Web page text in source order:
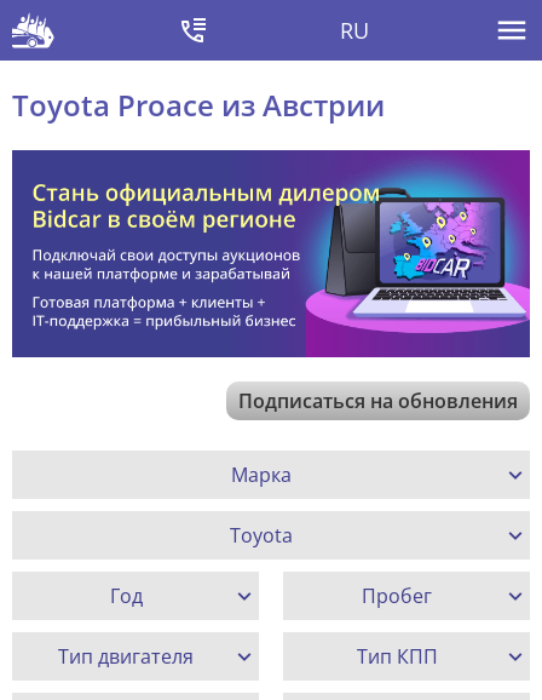
RU
Toyota Proace из Австрии
Подписаться на обновления
Марка
Toyota
Год Пробег
Тип двигателя Тип КПП